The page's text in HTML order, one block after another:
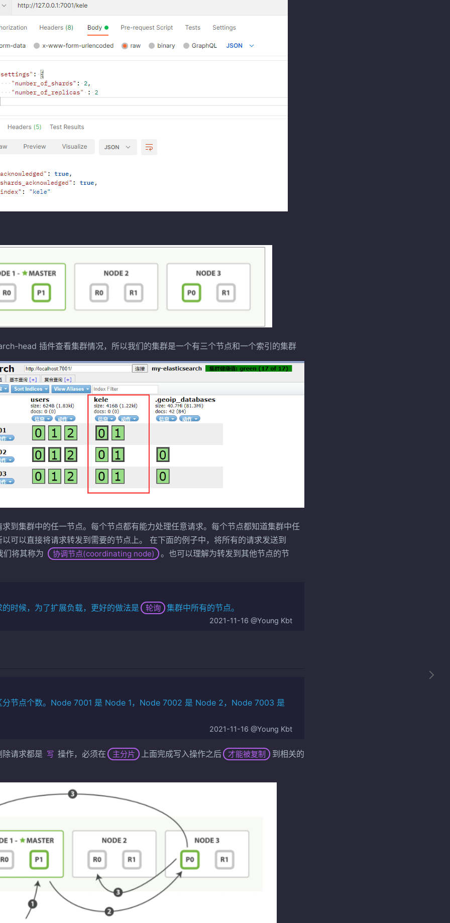
head 插件查看集群情况，所以我们的集群是一个有三个节点和一个索引的集群
到集群中的任一节点。每个节点都有能力处理任意请求。每个节点都知道集群中任
可以直接将请求转发到需要的节点上。 在下面的例子中，将所有的请求发送到
将其称为
协调节点(coordinating node) 。也可以理解为转发到其他节点的节
时候，为了扩展负载，更好的做法是 轮询 集群中所有的节点。
2021-11-16 @Young Kbt
分节点个数。Node 7001 是 Node 1，Node 7002 是 Node 2，Node 7003 是
2021-11-16 @Young Kbt
请求都是 写 操作，必须在 主分片 上面完成写入操作之后 才能被复制 到相关的